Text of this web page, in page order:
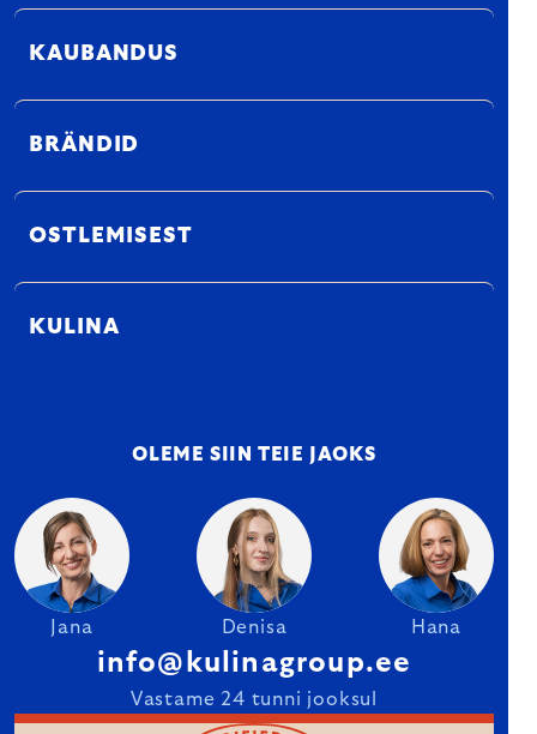
KAUBANDUS
BRÄNDID
OSTLEMISEST
KULINA
OLEME SIIN TEIE JAOKS
Jana Denisa Hana
info@kulinagroup.ee
Vastame 24 tunni jooksul